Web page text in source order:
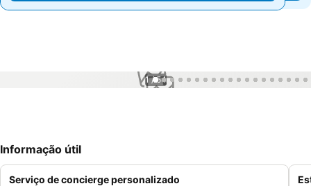
1 / 54
Informação útil
Serviço de concierge personalizado